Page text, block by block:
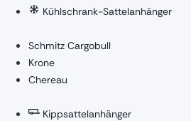
Kühlschrank-Sattelanhänger
Schmitz Cargobull
Krone
Chereau
Kippsattelanhänger